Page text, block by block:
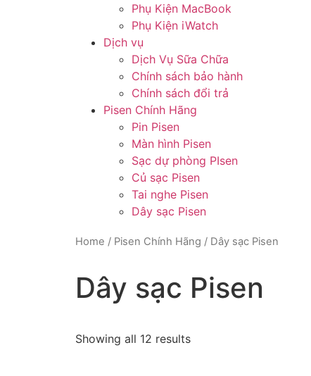
Phụ Kiện MacBook
Phụ Kiện iWatch
Dịch vụ
Dịch Vụ Sữa Chữa
Chính sách bảo hành
Chính sách đổi trả
Pisen Chính Hãng
Pin Pisen
Màn hình Pisen
Sạc dự phòng PIsen
Củ sạc Pisen
Tai nghe Pisen
Dây sạc Pisen
Home / Pisen Chính Hãng / Dây sạc Pisen
Dây sạc Pisen
Showing all 12 results